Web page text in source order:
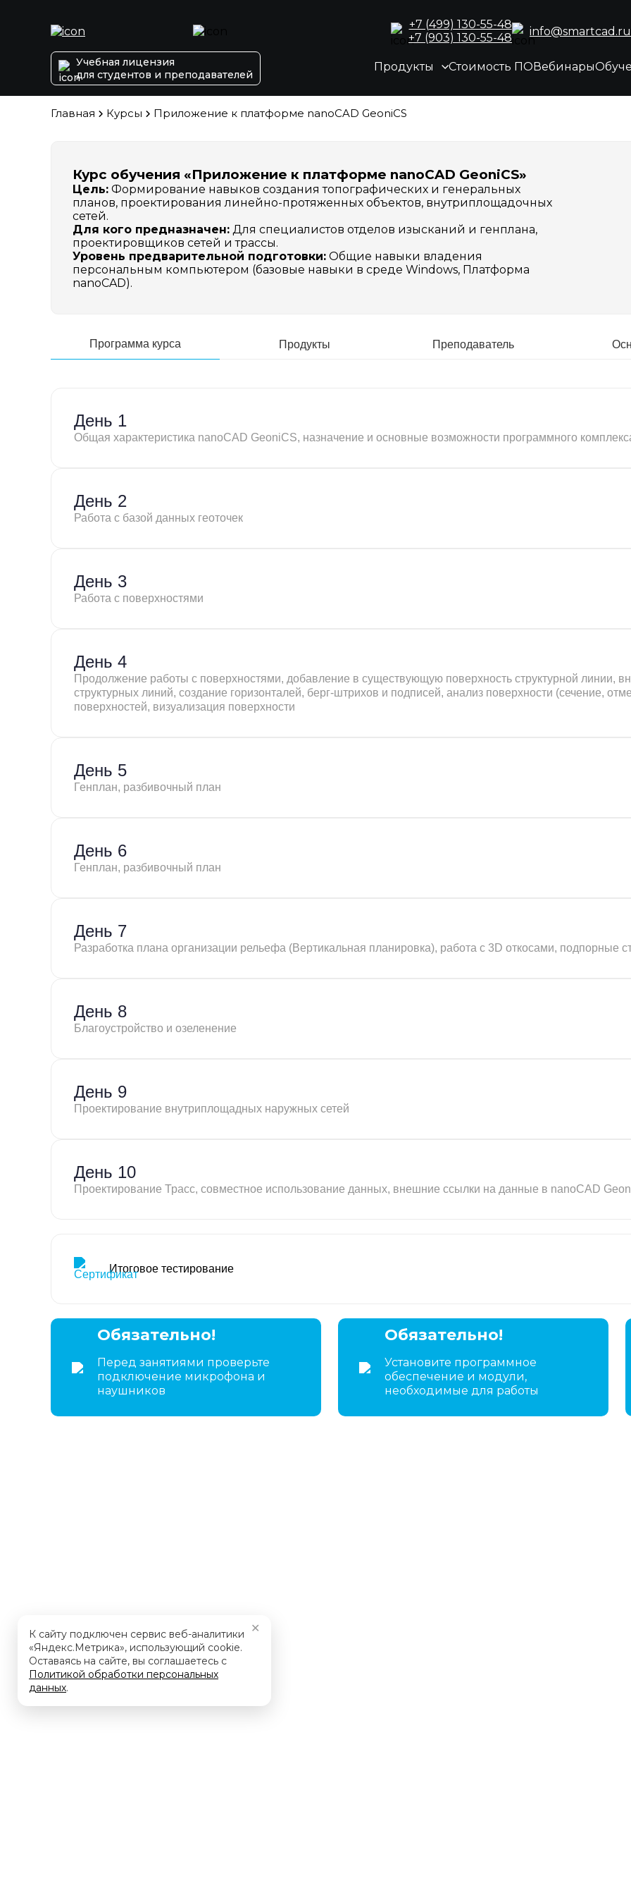
+7 (499) 130-55-48
+7 (903) 130-55-48
info@smartcad.ru
Учебная лицензия
для студентов и преподавателей
Продукты Стоимость ПОВебинары
Главная Курсы Приложение к платформе nanoCAD GeoniCS
Курс обучения «Приложение к платформе nanoCAD GeoniCS»
Цель: Формирование навыков создания топографических и генеральных
планов, проектирования линейно-протяженных объектов, внутриплощадочных
сетей.
Для кого предназначен: Для специалистов отделов изысканий и генплана,
проектировщиков сетей и трассы.
Уровень предварительной подготовки: Общие навыки владения
персональным компьютером (базовые навыки в среде Windows, Платформа
nanoCAD).
Программа курса Продукты Преподаватель
День 1
Общая характеристика nanoCAD GeoniCS, назначение и основные возможности программного
День 2
Работа с базой данных геоточек
День 3
Работа с поверхностями
День 4
Продолжение работы с поверхностями, добавление в существующую поверхность структурной линии,
структурных линий, создание горизонталей, берг-штрихов и подписей, анализ поверхности (сечение,
поверхностей, визуализация поверхности
День 5
Генплан, разбивочный план
День 6
Генплан, разбивочный план
День 7
Разработка плана организации рельефа (Вертикальная планировка), работа с 3D откосами, подпорные
День 8
Благоустройство и озеленение
День 9
Проектирование внутриплощадных наружных сетей
День 10
Проектирование Трасс, совместное использование данных, внешние ссылки на данные в nanoCAD
Итоговое тестирование
Обязательно!
Перед занятиями проверьте
подключение микрофона и
наушников
Обязательно!
Установите программное
обеспечение и модули,
необходимые для работы
К сайту подключен сервис веб-аналитики
«Яндекс.Метрика», использующий cookie.
Оставаясь на сайте, вы соглашаетесь с
Политикой обработки персональных
данных.
✕